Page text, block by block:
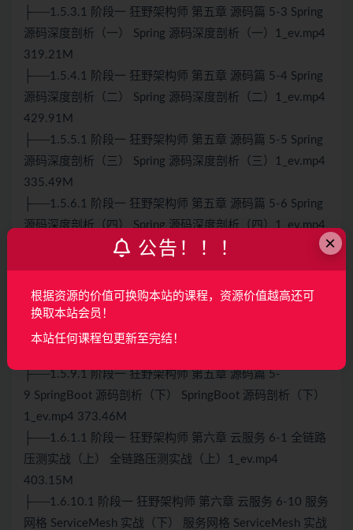
├──1.5.3.1 阶段一 狂野架构师 第五章 源码篇 5-3 Spring
源码深度剖析（一） Spring 源码深度剖析（一）1_ev.mp4
319.21M
├──1.5.4.1 阶段一 狂野架构师 第五章 源码篇 5-4 Spring
源码深度剖析（二） Spring 源码深度剖析（二）1_ev.mp4
429.91M
├──1.5.5.1 阶段一 狂野架构师 第五章 源码篇 5-5 Spring
源码深度剖析（三） Spring 源码深度剖析（三）1_ev.mp4
335.49M
├──1.5.6.1 阶段一 狂野架构师 第五章 源码篇 5-6 Spring
源码深度剖析（四） Spring 源码深度剖析（四）1_ev.mp4
├──1.5.7.1 阶段一 狂野架构师 第五章 源码篇 5-7Tomcat
源码剖析Tomcat源码剖析1_ev.mp4 338.92M
├──1.5.8.1 阶段一 狂野架构师 第五章 源码篇 5-
8SpringBoot源码剖析（上）
├──1.5.9.1 阶段一 狂野架构师 第五章 源码篇 5-
9 SpringBoot 源码剖析（下） SpringBoot 源码剖析（下）
1_ev.mp4 373.46M
├──1.6.1.1 阶段一 狂野架构师 第六章 云服务 6-1 全链路
压测实战（上） 全链路压测实战（上）1_ev.mp4
403.15M
├──1.6.10.1 阶段一 狂野架构师 第六章 云服务 6-10 服务
网格 ServiceMesh 实战（下） 服务网格 ServiceMesh 实战
×
公告！！！
根据资源的价值可换购本站的课程，资源价值越高还可
换取本站会员！
本站任何课程包更新至完结！